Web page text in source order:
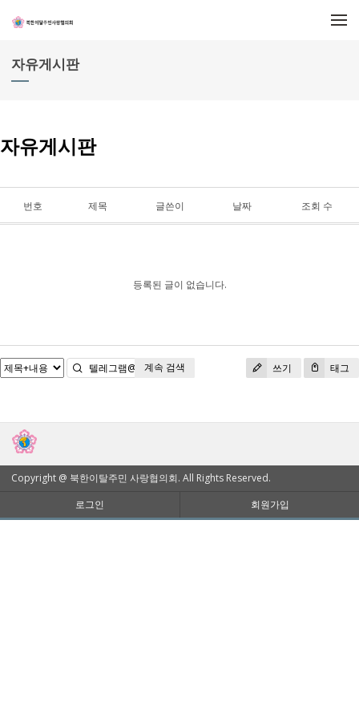
자유게시판
자유게시판
번호 제목 글쓴이 날짜 조회 수
등록된 글이 없습니다.
쓰기 태그
검색
계속 검색
Copyright @ 북한이탈주민 사랑협의회. All Rights Reserved.
로그인
회원가입